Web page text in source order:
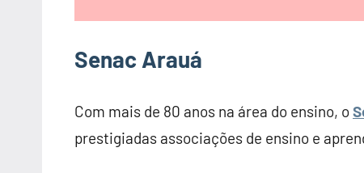
Senac Arauá
Com mais de 80 anos na área do ensino, o
prestigiadas associações de ensino e